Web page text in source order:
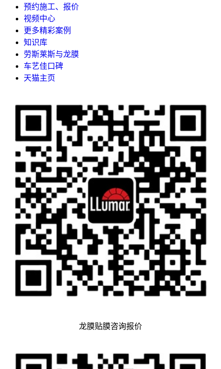
预约施工、报价
视频中心
更多精彩案例
知识库
劳斯莱斯与龙膜
车艺佳口碑
天猫主页
龙膜贴膜咨询报价